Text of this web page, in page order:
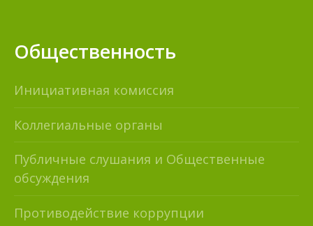
Общественность
Инициативная комиссия
Коллегиальные органы
Публичные слушания и Общественные
обсуждения
Противодействие коррупции